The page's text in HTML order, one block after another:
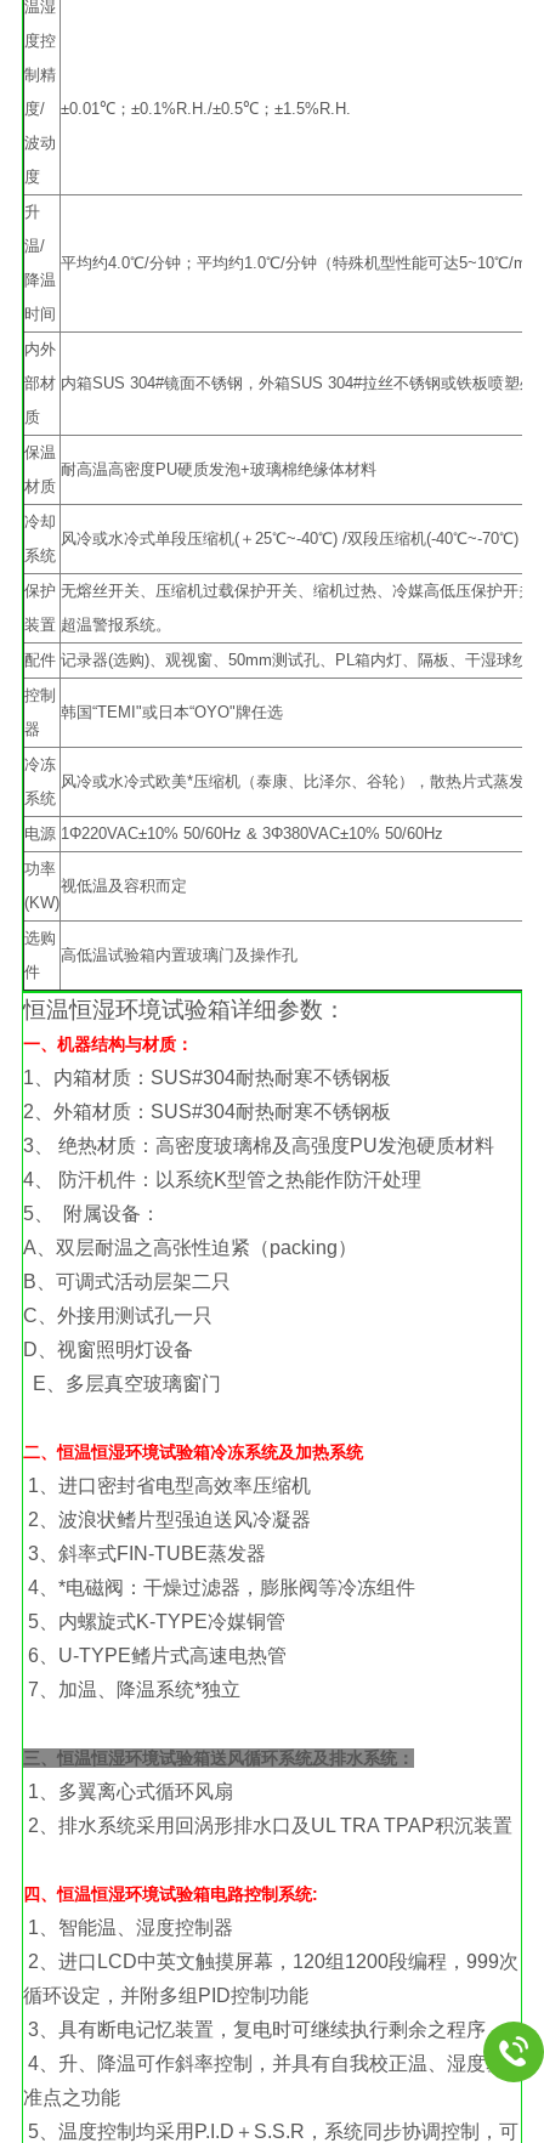
温湿
度控
制精
度/
波动
度
±0.01℃；±0.1%R.H./±0.5℃；±1.5%R.H.
升
温/
降温
时间
平均约4.0℃/分钟；平均约1.0℃/分钟（特殊机型性能可达5~10℃/min
内外
部材
质
内箱SUS 304#镜面不锈钢，外箱SUS 304#拉丝不锈钢或铁板喷塑处
保温
材质
耐高温高密度PU硬质发泡+玻璃棉绝缘体材料
冷却
系统
风冷或水冷式单段压缩机(＋25℃~-40℃) /双段压缩机(-40℃~-70℃)
保护
装置
无熔丝开关、压缩机过载保护开关、缩机过热、冷媒高低压保护开关
超温警报系统。
配件 记录器(选购)、观视窗、50mm测试孔、PL箱内灯、隔板、干湿球纱布
控制
器
韩国“TEMI"或日本“OYO"牌任选
冷冻
系统
风冷或水冷式欧美*压缩机（泰康、比泽尔、谷轮），散热片式蒸发器
电源 1Φ220VAC±10% 50/60Hz & 3Φ380VAC±10% 50/60Hz
功率
(KW)
视低温及容积而定
选购
件
高低温试验箱内置玻璃门及操作孔
恒温恒湿环境试验箱详细参数：
一、机器结构与材质：
1、内箱材质：SUS#304耐热耐寒不锈钢板
2、外箱材质：SUS#304耐热耐寒不锈钢板
3、 绝热材质：高密度玻璃棉及高强度PU发泡硬质材料
4、 防汗机件：以系统K型管之热能作防汗处理
5、 附属设备：
A、双层耐温之高张性迫紧（packing）
B、可调式活动层架二只
C、外接用测试孔一只
D、视窗照明灯设备
E、多层真空玻璃窗门
二、恒温恒湿环境试验箱冷冻系统及加热系统
1、进口密封省电型高效率压缩机
2、波浪状鳍片型强迫送风冷凝器
3、斜率式FIN-TUBE蒸发器
4、*电磁阀：干燥过滤器，膨胀阀等冷冻组件
5、内螺旋式K-TYPE冷媒铜管
6、U-TYPE鳍片式高速电热管
7、加温、降温系统*独立
三、恒温恒湿环境试验箱送风循环系统及排水系统：
1、多翼离心式循环风扇
2、排水系统采用回涡形排水口及UL TRA TPAP积沉装置
四、恒温恒湿环境试验箱电路控制系统:
1、智能温、湿度控制器
2、进口LCD中英文触摸屏幕，120组1200段编程，999次
循环设定，并附多组PID控制功能
3、具有断电记忆装置，复电时可继续执行剩余之程序
4、升、降温可作斜率控制，并具有自我校正温、湿度基
准点之功能
5、温度控制均采用P.I.D＋S.S.R，系统同步协调控制，可